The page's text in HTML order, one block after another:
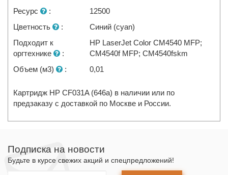
Ресурс
:
12500
Цветность
:
Синий (cyan)
Подходит к
оргтехнике
:
HP LaserJet Color CM4540 MFP;
CM4540f MFP; CM4540fskm
Объем (м3)
: 0,01
Картридж HP CF031A (646a) в наличии или по
предзаказу с доставкой по Москве и России.
Подписка на новости
Будьте в курсе свежих акций и спецпредложений!